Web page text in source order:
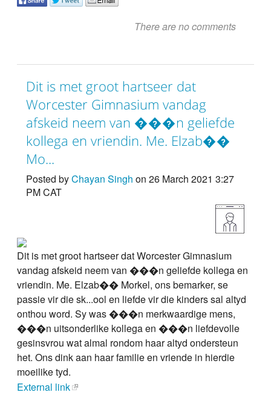
There are no comments
Dit is met groot hartseer dat
Worcester Gimnasium vandag
afskeid neem van ���n geliefde
kollega en vriendin. Me. Elzab��
Mo...
Posted byChayan Singh on 26 March 2021 3:27
PM CAT
Dit is met groot hartseer dat Worcester Gimnasium
vandag afskeid neem van ���n geliefde kollega en
vriendin. Me. Elzab�� Morkel, ons bemarker, se
passie vir die sk...ool en liefde vir die kinders sal altyd
onthou word. Sy was ���n merkwaardige mens,
���n uitsonderlike kollega en ���n liefdevolle
gesinsvrou wat almal rondom haar altyd ondersteun
het. Ons dink aan haar familie en vriende in hierdie
moeilike tyd.
External link